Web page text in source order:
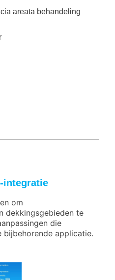
areata behandeling
integratie
om
dekkingsgebieden te
die
applicatie.